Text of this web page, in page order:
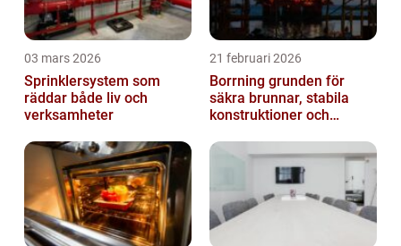
03 mars 2026
Sprinklersystem som
räddar både liv och
verksamheter
21 februari 2026
Borrning grunden för
säkra brunnar, stabila
konstruktioner och